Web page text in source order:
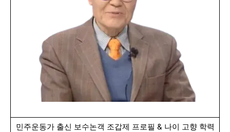
민주운동가 출신 보수논객 조갑제 프로필 & 나이 고향 학력